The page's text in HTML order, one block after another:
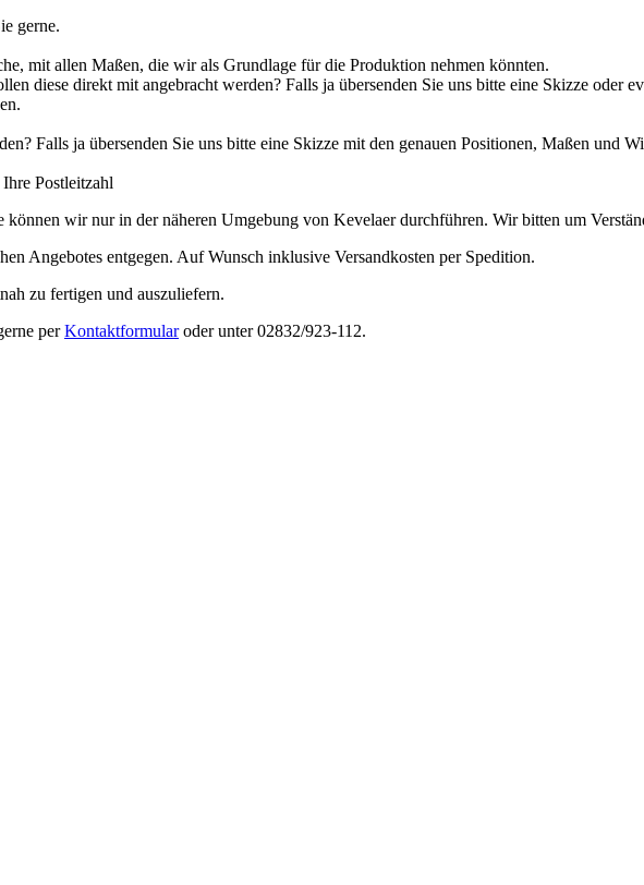
gerne.
mit allen Maßen, die wir als Grundlage für die Produktion nehmen könnten.
diese direkt mit angebracht werden? Falls ja übersenden Sie uns bitte eine Skizze oder
Falls ja übersenden Sie uns bitte eine Skizze mit den genauen Positionen, Maßen und
Postleitzahl
wir nur in der näheren Umgebung von Kevelaer durchführen. Wir bitten um
Angebotes entgegen. Auf Wunsch inklusive Versandkosten per Spedition.
zu fertigen und auszuliefern.
perKontaktformularoder unter 02832/923-112.